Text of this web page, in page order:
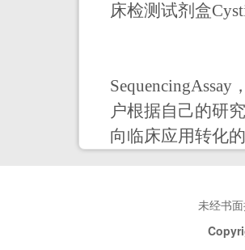
床检测试剂盒
户根据自己的研
向临床应用转化
未经书